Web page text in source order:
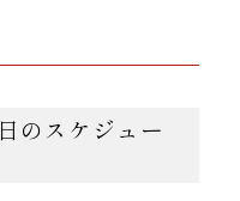
のスケジュー